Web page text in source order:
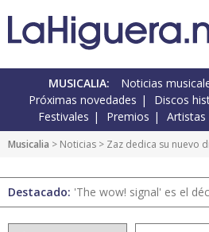
MUSICALIA: Noticias
Próximas novedades
Discos
Festivales
Premios Artistas
Musicalia > Noticias > Zaz dedica su nuevo
Destacado: 'The wow! signal' es el